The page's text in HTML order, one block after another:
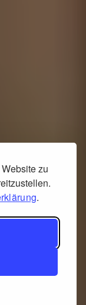
zu
.